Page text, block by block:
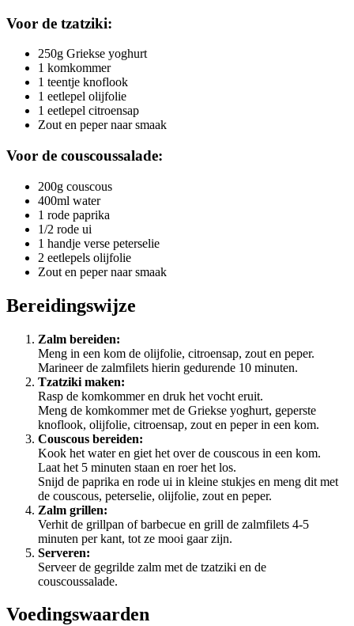
Voor de tzatziki:
250g Griekse yoghurt
1 komkommer
1 teentje knoflook
1 eetlepel olijfolie
1 eetlepel citroensap
Zout en peper naar smaak
Voor de couscoussalade:
200g couscous
400ml water
1 rode paprika
1/2 rode ui
1 handje verse peterselie
2 eetlepels olijfolie
Zout en peper naar smaak
Bereidingswijze
Zalm bereiden:
Meng in een kom de olijfolie, citroensap, zout en peper.
Marineer de zalmfilets hierin gedurende 10 minuten.
Tzatziki maken:
Rasp de komkommer en druk het vocht eruit.
Meng de komkommer met de Griekse yoghurt, geperste
knoflook, olijfolie, citroensap, zout en peper in een kom.
Couscous bereiden:
Kook het water en giet het over de couscous in een kom.
Laat het 5 minuten staan en roer het los.
Snijd de paprika en rode ui in kleine stukjes en meng dit met
de couscous, peterselie, olijfolie, zout en peper.
Zalm grillen:
Verhit de grillpan of barbecue en grill de zalmfilets 4-5
minuten per kant, tot ze mooi gaar zijn.
Serveren:
Serveer de gegrilde zalm met de tzatziki en de
couscoussalade.
Voedingswaarden